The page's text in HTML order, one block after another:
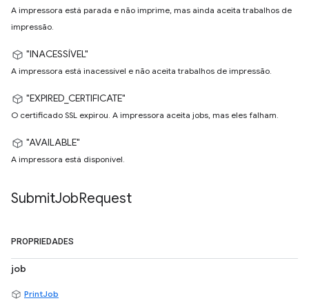
A impressora está parada e não imprime, mas ainda aceita trabalhos de
impressão.
"INACESSÍVEL"
A impressora está inacessível e não aceita trabalhos de impressão.
"EXPIRED_CERTIFICATE"
O certificado SSL expirou. A impressora aceita jobs, mas eles falham.
"AVAILABLE"
A impressora está disponível.
SubmitJobRequest
PROPRIEDADES
job
PrintJob